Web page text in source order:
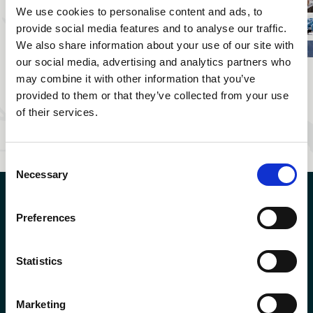
We use cookies to personalise content and ads, to
provide social media features and to analyse our traffic.
We also share information about your use of our site with
our social media, advertising and analytics partners who
may combine it with other information that you’ve
provided to them or that they’ve collected from your use
of their services.
Selection
Necessary
Preferences
Statistics
Marketing
Trail running
hivernal
hivernale à
Wengen
Randonnée
en raquettes
à Wengen
Excursion au
Piz Gloria
Téléphérique
du
Männlichen
et le Royal
Walk
Panorama
Trail - du
Männlichen à
la Kleine
Scheidegg
Le Romantic
Trail - du
Männlichen à
Alpiglen
Excursion à la
Kleine
Scheidegg
Les chiens
sont les
bienvenus !